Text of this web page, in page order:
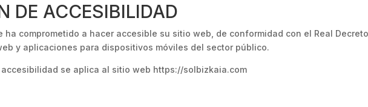
DE ACCESIBILIDAD
ha comprometido a hacer accesible su sitio web, de conformidad con el Real
y aplicaciones para dispositivos móviles del sector público.
se aplica al sitio web https://solbizkaia.com